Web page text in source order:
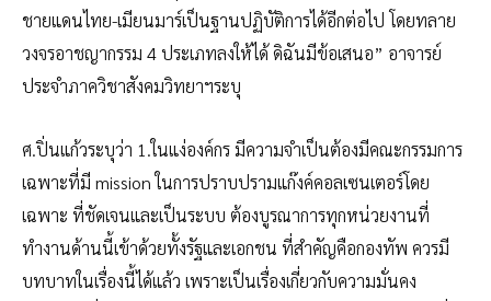
ชายแดนไทย-เมียนมาร์เป็นฐานปฏิบัติการได้อีกต่อไป โดยทลาย
วงจรอาชญากรรม 4 ประเภทลงให้ได้ ดิฉันมีข้อเสนอ” อาจารย์
ประจำภาควิชาสังคมวิทยาฯระบุ
ศ.ปิ่นแก้วระบุว่า 1.ในแง่องค์กร มีความจำเป็นต้องมีคณะกรรมการ
เฉพาะที่มี mission ในการปราบปรามแก๊งค์คอลเซนเตอร์โดย
เฉพาะ ที่ชัดเจนและเป็นระบบ ต้องบูรณาการทุกหน่วยงานที่
ทำงานด้านนี้เข้าด้วยทั้งรัฐและเอกชน ที่สำคัญคือกองทัพ ควรมี
บทบาทในเรื่องนี้ได้แล้ว เพราะเป็นเรื่องเกี่ยวกับความมั่นคง